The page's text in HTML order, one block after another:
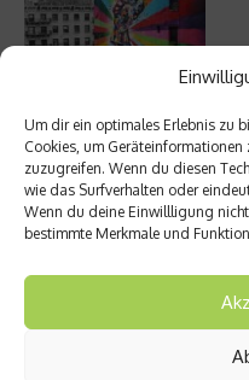
Um dir ein optimales Erlebnis zu
Cookies, um
zuzugreifen. Wenn du diesen
wie das Surfverhalten oder
Wenn du deine Einwillligung
bestimmte Merkmale und